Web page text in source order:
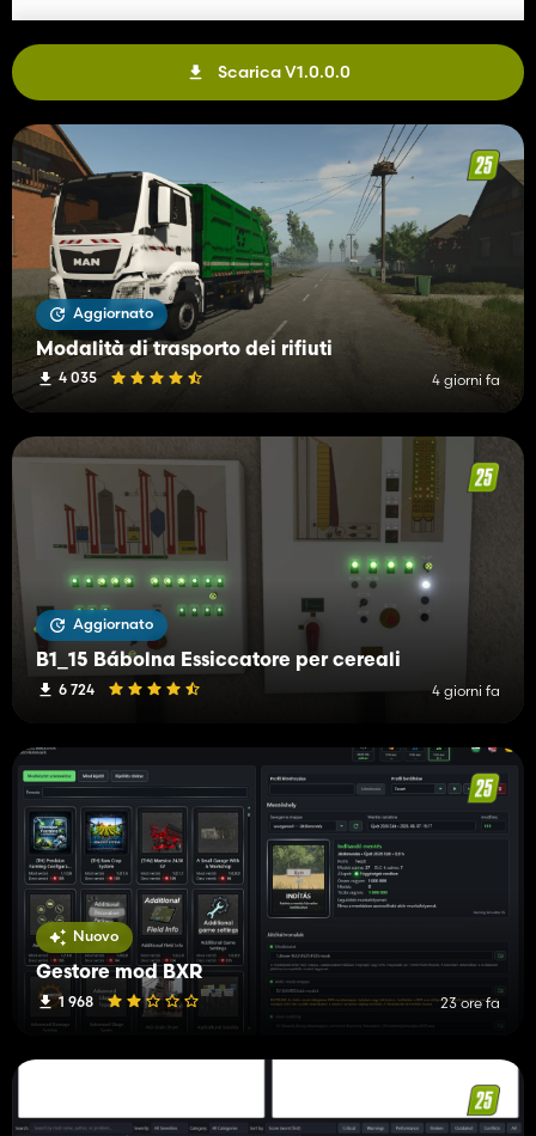
Scarica V1.0.0.0
Aggiornato
Modalità di trasporto dei rifiuti
4 035 4 giorni fa
Aggiornato
B1_15 Bábolna Essiccatore per cereali
6 724 4 giorni fa
Nuovo
Gestore mod BXR
1 968 23 ore fa